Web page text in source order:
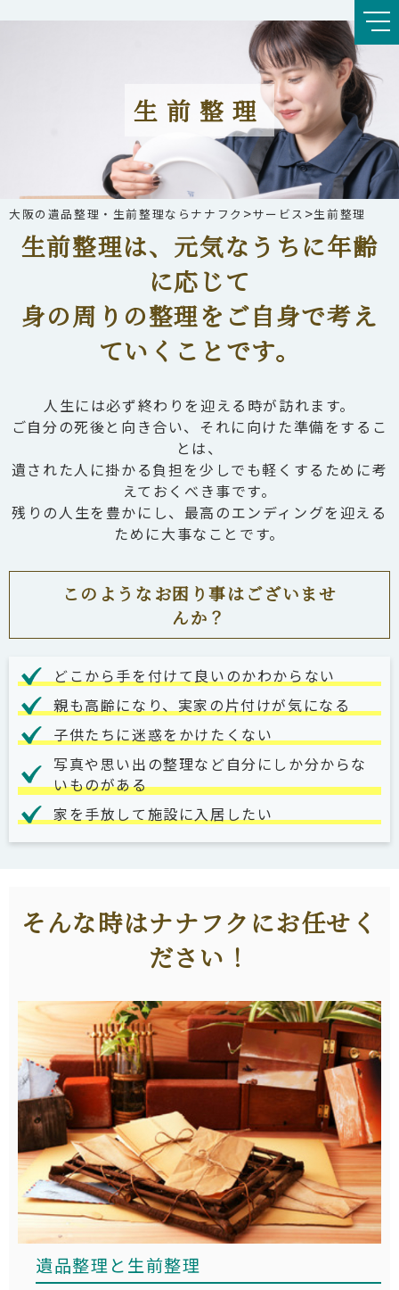
生前整理
大阪の遺品整理・生前整理ならナナフク >サービス >生前整理
生前整理は、元気なうちに年齢
に応じて
身の周りの整理をご自身で考え
ていくことです。
人生には必ず終わりを迎える時が訪れます。
ご自分の死後と向き合い、それに向けた準備をするこ
とは、
遺された人に掛かる負担を少しでも軽くするために考
えておくべき事です。
残りの人生を豊かにし、最高のエンディングを迎える
ために大事なことです。
このようなお困り事はございませ
んか？
どこから手を付けて良いのかわからない
親も高齢になり、実家の片付けが気になる
子供たちに迷惑をかけたくない
写真や思い出の整理など自分にしか分からな
いものがある
家を手放して施設に入居したい
そんな時はナナフクにお任せく
ださい！
遺品整理と生前整理